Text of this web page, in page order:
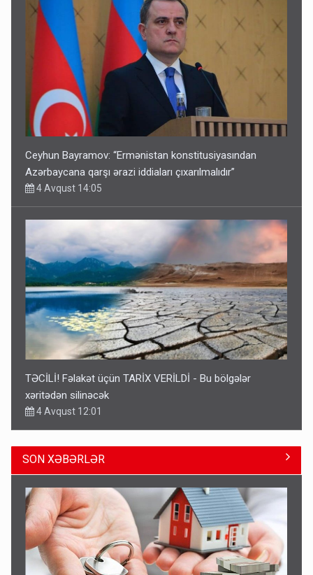
Ceyhun Bayramov: “Ermənistan konstitusiyasından
Azərbaycana qarşı ərazi iddiaları çıxarılmalıdır”
4 Avqust 14:05
TƏCİLİ! Fəlakət üçün TARİX VERİLDİ - Bu bölgələr
xəritədən silinəcək
4 Avqust 12:01
SON XƏBƏRLƏR